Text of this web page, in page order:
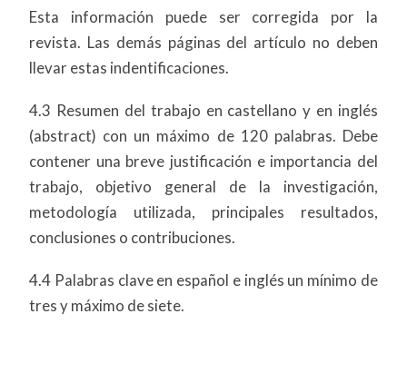
Esta información puede ser corregida por la
revista. Las demás páginas del artículo no deben
llevar estas indentificaciones.
4.3 Resumen del trabajo en castellano y en inglés
(abstract) con un máximo de 120 palabras. Debe
contener una breve justificación e importancia del
trabajo, objetivo general de la investigación,
metodología utilizada, principales resultados,
conclusiones o contribuciones.
4.4 Palabras clave en español e inglés un mínimo de
tres y máximo de siete.